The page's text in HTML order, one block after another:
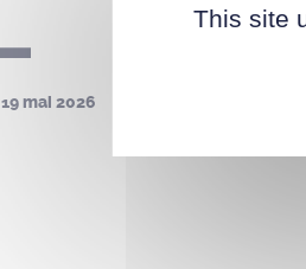
19 mai 2026
This site